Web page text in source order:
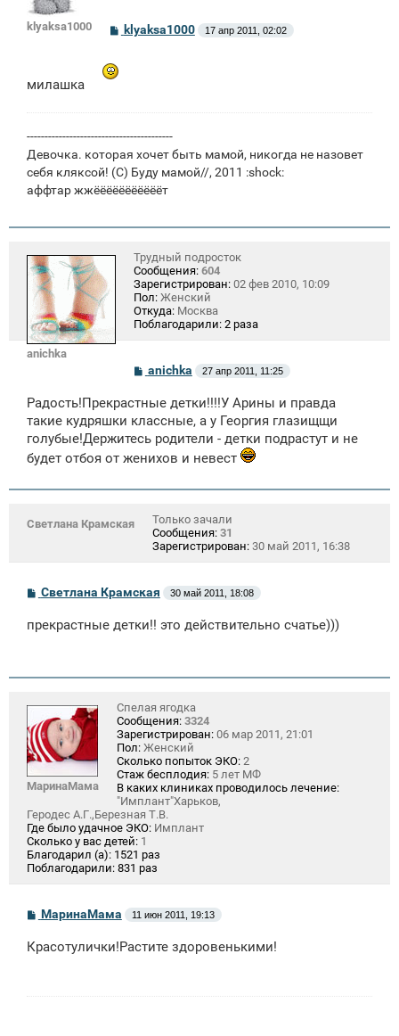
klyaksa1000
С
о
klyaksa1000 17 апр 2011, 02:02
милашка
-----------------------------------------
Девочка. которая хочет быть мамой, никогда не назовет
себя кляксой! (C) Буду мамой//, 2011 :shock:
аффтар жжёёёёёёёёёёёт
anichka
Трудный подросток
Сообщения: 604
Зарегистрирован: 02 фев 2010, 10:09
Пол: Женский
Откуда: Москва
Поблагодарили: 2 раза
С
б
щ
н
и
anichka 27 апр 2011, 11:25
Радость!Прекрастные детки!!!!У Арины и правда
такие кудряшки классные, а у Георгия глазищщи
голубые!Держитесь родители - детки подрастут и не
будет отбоя от женихов и невест
Светлана Крамская
Только зачали
Сообщения: 31
Зарегистрирован: 30 май 2011, 16:38
С
б
и
Светлана Крамская 30 май 2011, 18:08
прекрастные детки!! это действительно счатье)))
МаринаМама
Спелая ягодка
Сообщения: 3324
Зарегистрирован: 06 мар 2011, 21:01
Пол: Женский
Сколько попыток ЭКО: 2
Стаж бесплодия: 5 лет МФ
В каких клиниках проводилось лечение:
"Имплант"Харьков,
Геродес А.Г.,Березная Т.В.
Где было удачное ЭКО: Имплант
Сколько у вас детей: 1
Благодарил (а): 1521 раз
Поблагодарили: 831 раз
С
б
МаринаМама 11 июн 2011, 19:13
Красотулички!Растите здоровенькими!